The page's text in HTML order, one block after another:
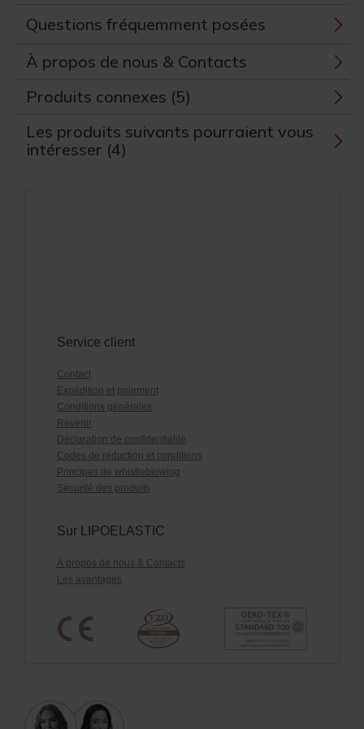
Questions fréquemment posées
À propos de nous & Contacts
Produits connexes (5)
Les produits suivants pourraient vous
intéresser (4)
Service client
Contact
Expédition et paiement
Conditions générales
Revenir
Déclaration de confidentialité
Codes de réduction et conditions
Principes de whistleblowing
Sécurité des produits
Sur LIPOELASTIC
À propos de nous & Contacts
Les avantages